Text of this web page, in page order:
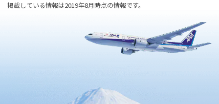
掲載している情報は2019年8月時点の情報です。